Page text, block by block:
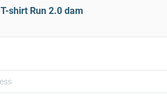
shirt Run 2.0 dam